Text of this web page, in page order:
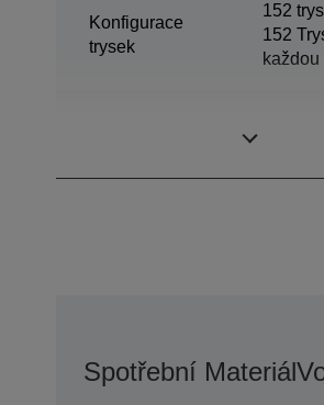
Konfigurace
trysek
152
152
každou
Spotřební Materiál